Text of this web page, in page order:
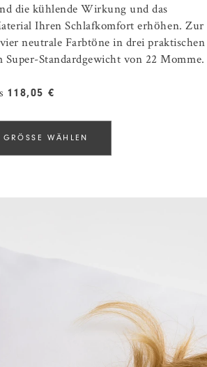
die kühlende Wirkung und das
Ihren Schlafkomfort erhöhen. Zur
neutrale Farbtöne in drei praktischen
Standardgewicht von 22 Momme.
118,05 €
WÄHLEN